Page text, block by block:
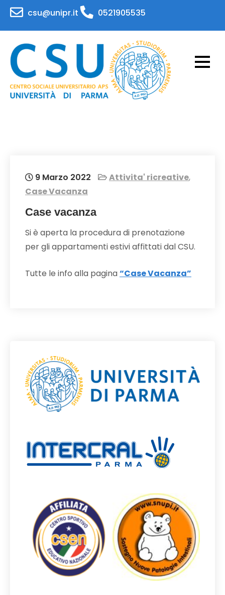
Skip
content
csu@unipr.it 0521905535
9 Marzo 2022 Attivita' ricreative,
Case Vacanza
Case vacanza
Si è aperta la procedura di prenotazione
per gli appartamenti estivi affittati dal CSU.
Tutte le info alla pagina“Case Vacanza”